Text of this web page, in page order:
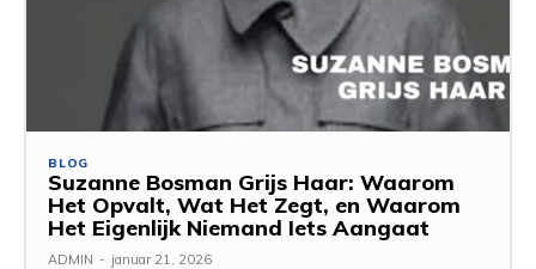
BLOG
Suzanne Bosman Grijs Haar: Waarom
Het Opvalt, Wat Het Zegt, en Waarom
Het Eigenlijk Niemand Iets Aangaat
ADMIN - januar 21, 2026